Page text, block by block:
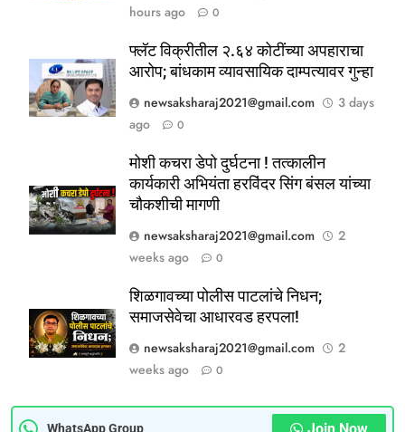
hours ago
0
फ्लॅट विक्रीतील २.६४ कोटींच्या अपहाराचा
आरोप; बांधकाम व्यावसायिक दाम्पत्यावर गुन्हा
newsaksharaj2021@gmail.com
3 days
ago
0
मोशी कचरा डेपो दुर्घटना ! तत्कालीन
कार्यकारी अभियंता हरविंदर सिंग बंसल यांच्या
चौकशीची मागणी
newsaksharaj2021@gmail.com
2
weeks ago
0
शिळगावच्या पोलीस पाटलांचे निधन;
समाजसेवेचा आधारवड हरपला!
newsaksharaj2021@gmail.com
2
weeks ago
0
Join Now
दिवाळी गिफ्ट; २०% बोनसला संचालक
मंडळाची मंजुरी
अन्याय सहन केला जाणार नाही – पुणे